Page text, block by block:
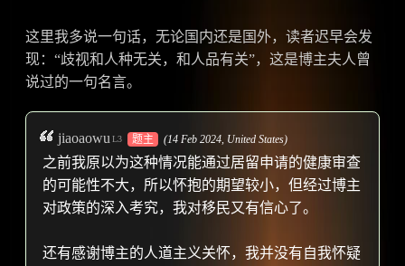
这里我多说一句话，无论国内还是国外，读者迟早会发
现：“歧视和人种无关，和人品有关”，这是博主夫人曾
说过的一句名言。
jiaoaowu L3 题主 (14 Feb 2024, United States)
之前我原以为这种情况能通过居留申请的健康审查
的可能性不大，所以怀抱的期望较小，但经过博主
对政策的深入考究，我对移民又有信心了。
还有感谢博主的人道主义关怀，我并没有自我怀疑